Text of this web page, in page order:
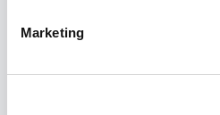
Marketing
Verboden fietsen te